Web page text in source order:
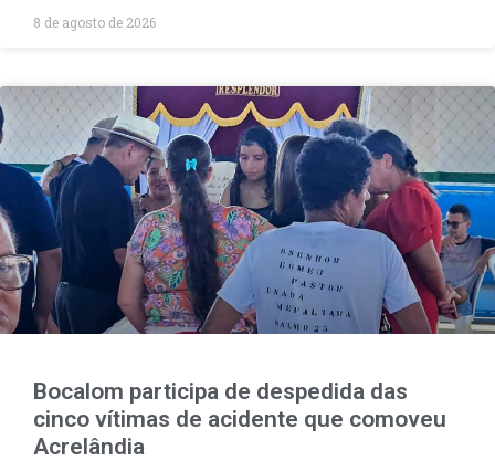
8 de agosto de 2026
Bocalom participa de despedida das
cinco vítimas de acidente que comoveu
Acrelândia